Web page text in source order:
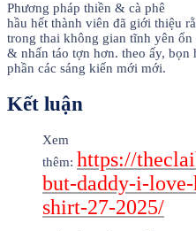
Phương pháp thiền & cà phê
hầu hết thành viên đã giới thiệu
trong thai không gian tĩnh yên
& nhấn táo tợn hơn. theo ấy,
phần các sáng kiến mới mới.
Kết luận
Xem
thêm: https://
but-daddy-i-
shirt-27-2025/